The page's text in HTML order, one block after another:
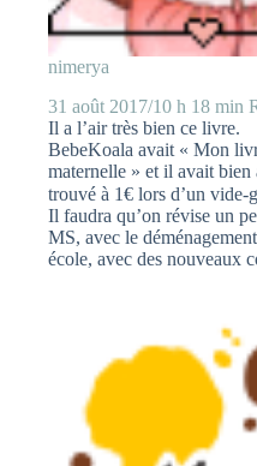
nimerya
31 août 2017/10 h 18 min
Il a l’air très bien ce livre.
BebeKoala avait « Mon
maternelle » et il avait bien
trouvé à 1€ lors d’un vide-
Il faudra qu’on révise un
MS, avec le
école, avec des nouveaux